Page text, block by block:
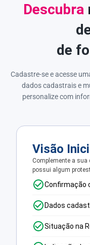
Descubra
de
Cadastre-se e acesse
dados cadastrais e
personalize com
Visão
Complemente a sua
possui algum
Confirmação
Dados
Situação na